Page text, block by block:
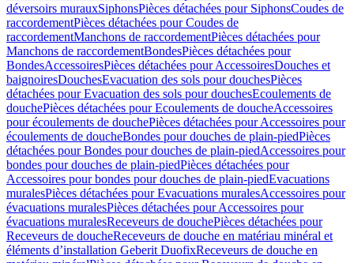
déversoirs murauxSiphonsPièces détachées pour SiphonsCoudes de
raccordementPièces détachées pour Coudes de
raccordementManchons de raccordementPièces détachées pour
Manchons de raccordementBondesPièces détachées pour
BondesAccessoiresPièces détachées pour AccessoiresDouches et
baignoiresDouchesEvacuation des sols pour douchesPièces
détachées pour Evacuation des sols pour douchesEcoulements de
douchePièces détachées pour Ecoulements de doucheAccessoires
pour écoulements de douchePièces détachées pour Accessoires pour
écoulements de doucheBondes pour douches de plain-piedPièces
détachées pour Bondes pour douches de plain-piedAccessoires pour
bondes pour douches de plain-piedPièces détachées pour
Accessoires pour bondes pour douches de plain-piedEvacuations
muralesPièces détachées pour Evacuations muralesAccessoires pour
évacuations muralesPièces détachées pour Accessoires pour
évacuations muralesReceveurs de douchePièces détachées pour
Receveurs de doucheReceveurs de douche en matériau minéral et
éléments d’installation Geberit DuofixReceveurs de douche en